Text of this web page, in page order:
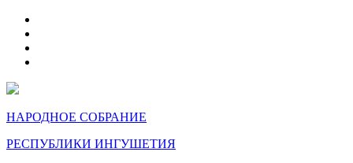
НАРОДНОЕ СОБРАНИЕ
РЕСПУБЛИКИ ИНГУШЕТИЯ